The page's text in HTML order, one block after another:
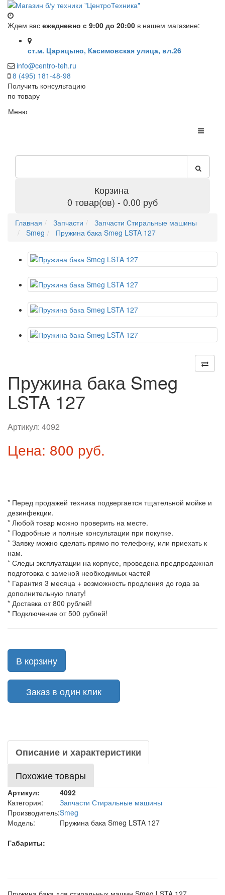
Ждем вас ежедневно с 9:00 до 20:00 в нашем магазине:
ст.м. Царицыно, Касимовская улица, вл.26
info@centro-teh.ru
8 (495) 181-48-98
Получить консультацию
по товару
Меню
Корзина
0 товар(ов) - 0.00 руб
Главная Запчасти
Запчасти Стиральные машины
Smeg
Пружина бака Smeg LSTA 127
Пружина бака Smeg
LSTA 127
Артикул: 4092
Цена: 800 руб.
* Перед продажей техника подвергается тщательной мойке и
дезинфекции.
* Любой товар можно проверить на месте.
* Подробные и полные консультации при покупке.
* Заявку можно сделать прямо по телефону, или приехать к
нам.
* Следы эксплуатации на корпусе, проведена предпродажная
подготовка с заменой необходимых частей
* Гарантия 3 месяца + возможность продления до года за
дополнительную плату!
* Доставка от 800 рублей!
* Подключение от 500 рублей!
В корзину
Заказ в один клик
Описание и характеристики
Похожие товары
Артикул:
4092
Категория:
Запчасти Стиральные машины
Производитель:Smeg
Модель:
Пружина бака Smeg LSTA 127
Габариты: